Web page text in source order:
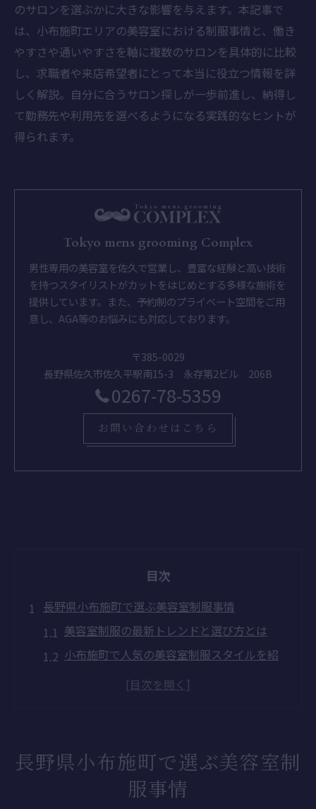
のサロンを選ぶかに大きな影響を与えます。本記事で
は、小布施町エリアの美容室における制服事情と、働き
やすさや通いやすさを軸に複数のサロンを具体的に比較
し、求職者や来店希望者にとって本当に役立つ情報を詳
しく解説。自分に合うサロン探しが一歩前進し、納得し
て勤務先や利用先を選べるようになる実践的なヒントが
得られます。
Tokyo mens grooming Complex
男性専用の美容室を佐久で営業し、豊富な経験と高い技術
を持つスタイリストがカットをはじめとする多様な施術を
提供しています。また、予約制のプライベート空間をご用
意し、AGA等のお悩みにも対応しております。
〒385-0029
長野県佐久市佐久平駅南15-3 永存第2ビル 206B
0267-78-5359
お問い合わせはこちら
目次
長野県小布施町で選ぶ美容室制服事情
美容室制服の最新トレンドと選び方とは
小布施町で人気の美容室制服スタイルを紹
働きやすさ重視なら小布施町の美容室が注目
美容室で働く人が感じる制服の快適性とは
長野県小布施町で選ぶ美容室制
服事情